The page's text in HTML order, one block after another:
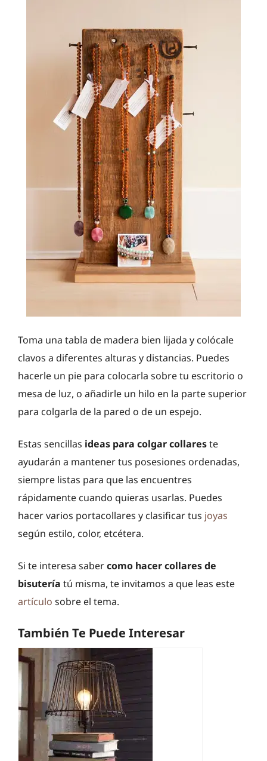
Toma una tabla de madera bien lijada y colócale
clavos a diferentes alturas y distancias. Puedes
hacerle un pie para colocarla sobre tu escritorio o
mesa de luz, o añadirle un hilo en la parte superior
para colgarla de la pared o de un espejo.
Estas sencillas ideas para colgar collareste
ayudarán a mantener tus posesiones ordenadas,
siempre listas para que las encuentres
rápidamente cuando quieras usarlas. Puedes
hacer varios portacollares y clasificar tus joyas
según estilo, color, etcétera.
Si te interesa sabercomo hacercollares de
bisutería tú misma, te invitamos a que leas este
artículo sobre el tema.
También Te Puede Interesar